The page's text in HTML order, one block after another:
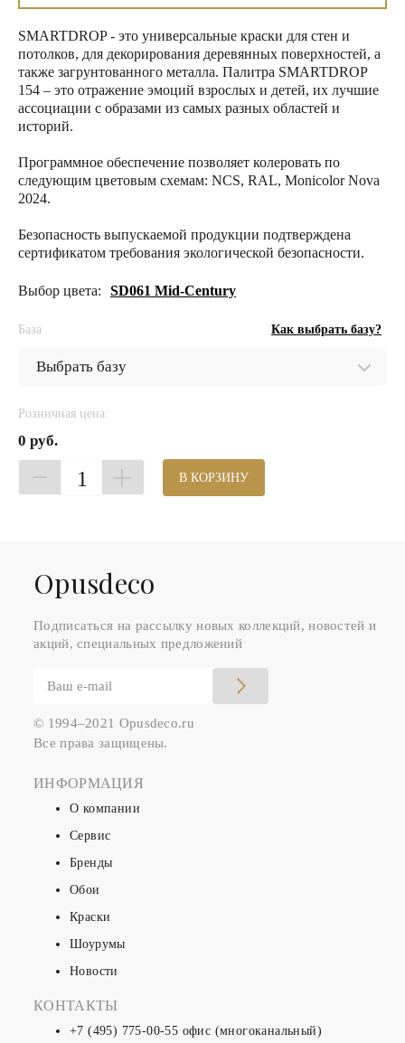
SMARTDROP - это универсальные краски для стен и
потолков, для декорирования деревянных поверхностей, а
также загрунтованного металла. Палитра SMARTDROP
154 – это отражение эмоций взрослых и детей, их лучшие
ассоциации с образами из самых разных областей и
историй.
Программное обеспечение позволяет колеровать по
следующим цветовым схемам: NCS, RAL, Monicolor Nova
2024.
Безопасность выпускаемой продукции подтверждена
сертификатом требования экологической безопасности.
Выбор цвета: SD061 Mid-Century
База Как выбрать базу?
Розничная цена:
0 руб.
1 В КОРЗИНУ
Оpusdeco
Подписаться на рассылку новых коллекций, новостей и
акций, специальных предложений
© 1994–2021 Opusdeco.ru
Все права защищены.
ИНФОРМАЦИЯ
О компании
Сервис
Бренды
Обои
Краски
Шоурумы
Новости
КОНТАКТЫ
+7 (495) 775-00-55 офис (многоканальный)